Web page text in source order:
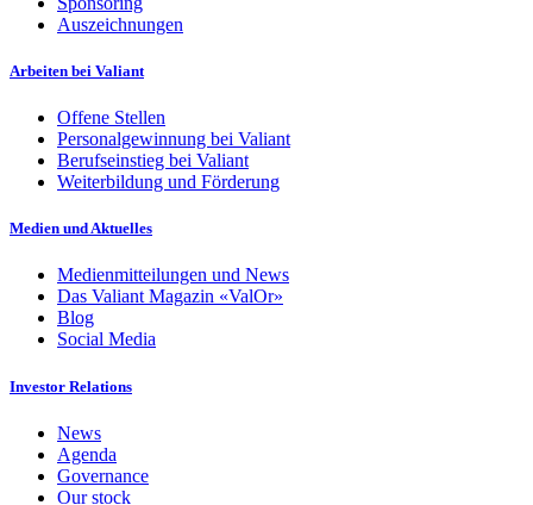
Auszeichnungen
Arbeiten bei Valiant
Offene Stellen
Personalgewinnung bei Valiant
Berufseinstieg bei Valiant
Weiterbildung und Förderung
Medien und Aktuelles
Medienmitteilungen und News
Das Valiant Magazin «ValOr»
Blog
Social Media
Investor Relations
News
Agenda
Governance
Our stock